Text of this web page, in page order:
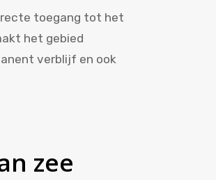
toegang tot het
het gebied
verblijf en ook
zee